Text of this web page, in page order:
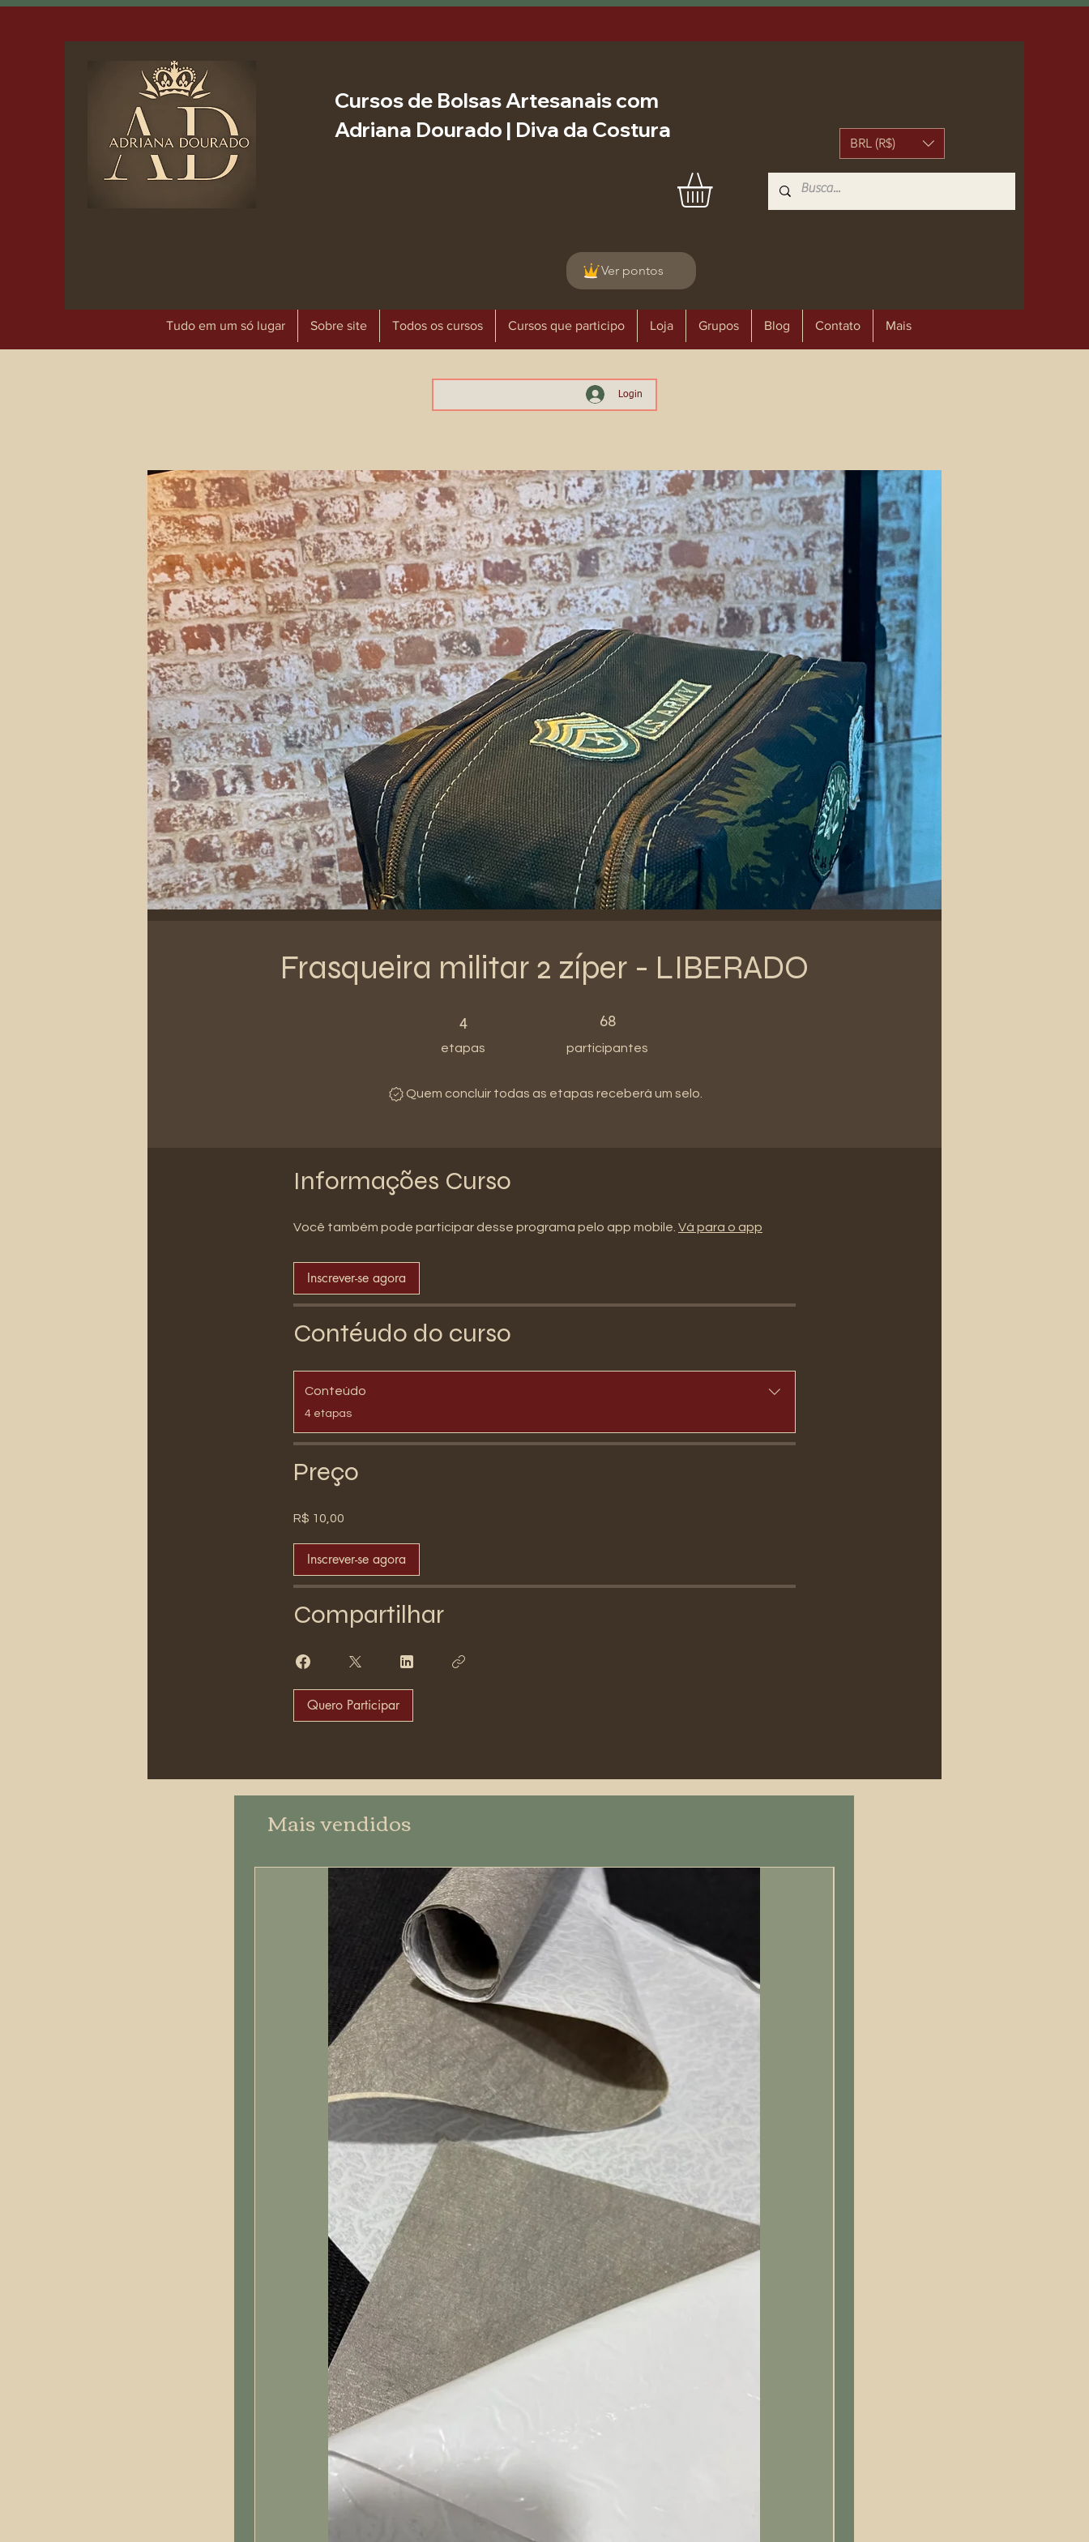
Cursos de Bolsas Artesanais com
Adriana Dourado | Diva da Costura
BRL (R$)
Ver pontos
Tudo em um só lugar Sobre site Todos os cursos Cursos que participo Loja Grupos Blog Contato Mais
Login
Frasqueira militar 2 zíper - LIBERADO
4
etapas
68
participantes
68 participantes
Quem concluir todas as etapas receberá um selo.
Informações Curso
Você também pode participar desse programa pelo app mobile. Vá para o app
Inscrever-se agora
Contéudo do curso
Conteúdo
.
4 etapas
Preço
R$ 10,00
Inscrever-se agora
Compartilhar
Quero Participar
Mais vendidos